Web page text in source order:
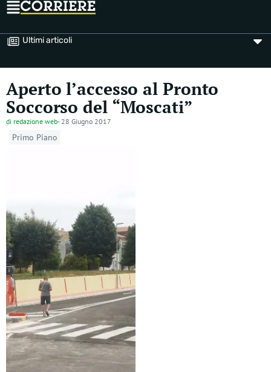
Ultimi articoli
Aperto l’accesso al Pronto
Soccorso del “Moscati”
di redazione web- 28 Giugno 2017
Primo Piano